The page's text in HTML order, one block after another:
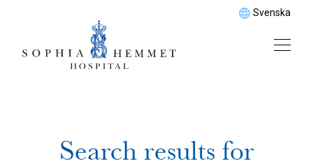
Svenska
Search results for